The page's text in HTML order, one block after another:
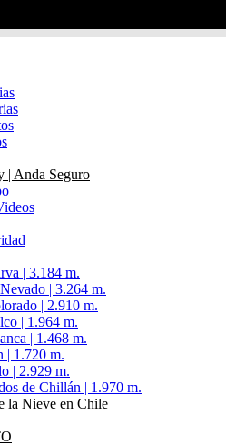
| Anda Seguro
| 3.184 m.
| 3.264 m.
| 2.910 m.
| 1.964 m.
| 1.468 m.
| 1.720 m.
| 2.929 m.
de Chillán | 1.970 m.
la Nieve en Chile